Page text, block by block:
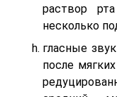
раствор
несколько
гласные
после